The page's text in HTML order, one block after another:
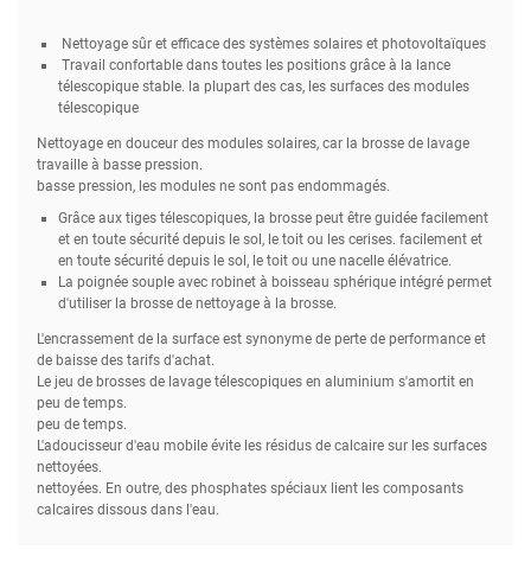
Nettoyage sûr et efficace des systèmes solaires et photovoltaïques
Travail confortable dans toutes les positions grâce à la lance
télescopique stable. la plupart des cas, les surfaces des modules
télescopique
Nettoyage en douceur des modules solaires, car la brosse de lavage
travaille à basse pression.
basse pression, les modules ne sont pas endommagés.
Grâce aux tiges télescopiques, la brosse peut être guidée facilement
et en toute sécurité depuis le sol, le toit ou les cerises. facilement et
en toute sécurité depuis le sol, le toit ou une nacelle élévatrice.
La poignée souple avec robinet à boisseau sphérique intégré permet
d'utiliser la brosse de nettoyage à la brosse.
L'encrassement de la surface est synonyme de perte de performance et
de baisse des tarifs d'achat.
Le jeu de brosses de lavage télescopiques en aluminium s'amortit en
peu de temps.
peu de temps.
L'adoucisseur d'eau mobile évite les résidus de calcaire sur les surfaces
nettoyées.
nettoyées. En outre, des phosphates spéciaux lient les composants
calcaires dissous dans l'eau.